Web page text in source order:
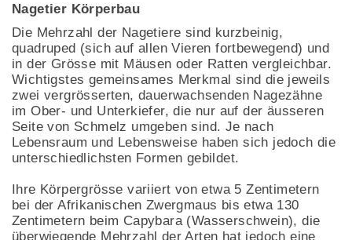
Nagetier Körperbau
Die Mehrzahl der Nagetiere sind kurzbeinig,
quadruped (sich auf allen Vieren fortbewegend) und
in der Grösse mit Mäusen oder Ratten vergleichbar.
Wichtigstes gemeinsames Merkmal sind die jeweils
zwei vergrösserten, dauerwachsenden Nagezähne
im Ober- und Unterkiefer, die nur auf der äusseren
Seite von Schmelz umgeben sind. Je nach
Lebensraum und Lebensweise haben sich jedoch die
unterschiedlichsten Formen gebildet.
Ihre Körpergrösse variiert von etwa 5 Zentimetern
bei der Afrikanischen Zwergmaus bis etwa 130
Zentimetern beim Capybara (Wasserschwein), die
überwiegende Mehrzahl der Arten hat jedoch eine